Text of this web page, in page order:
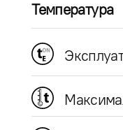
Температура